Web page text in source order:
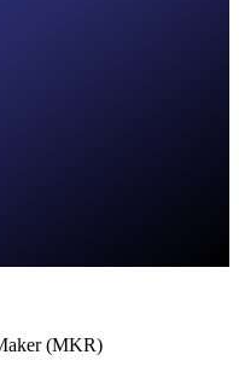
(MKR)